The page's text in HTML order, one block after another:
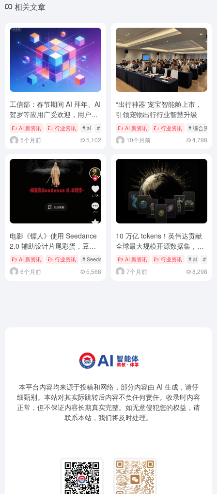
相关文章
工信部：春节期间 AI 拜年、AI
贺岁等应用广受欢迎，用户参
与规模持续扩大
AI 新资讯 行业资讯 # ai # 工信部
5个月前 5,102
“出行神器”宠宝智能舱上市，
引领宠物出行行业智慧升级
AI 新资讯 行业资讯 # 综合资讯
10个月前 4,798
电影《镖人》使用 Seedance
2.0 辅助设计片尾彩蛋，豆包
AI 采访导演袁和平
AI 新资讯 行业资讯 # Seedance 2.0 # 豆包 # 镖人
6个月前 5,568
10 万亿 tokens！英伟达贡献
全球最大规模开源数据集，并
推四大开源 AI 模型
AI 新资讯 行业资讯 # ai #
7个月前 8,298
本平台内容均来源于投稿和网络，部分内容由 AI 生成，请仔
细甄别。本站对其实际跳转后内容不负任何责任。收录时内容
正常，但不保证内容长期真实完整。如无意侵犯您的权益，请
联系本站，我们将及时处理。